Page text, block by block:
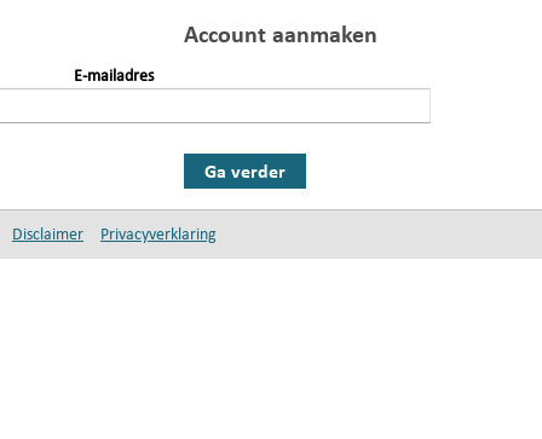
Account aanmaken
E-mailadres
Ga verder
Disclaimer Privacyverklaring